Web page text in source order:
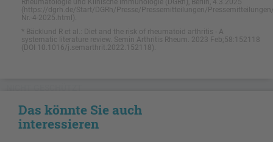
Rheumatologie und Klinische Immunologie (DGRh), Berlin, 4.3.2025
(https://dgrh.de/Start/DGRh/Presse/Pressemitteilungen/
Nr.-4-2025.html).
* Bäcklund R et al.: Diet and the risk of rheumatoid arthritis - A
systematic literature review. Semin Arthritis Rheum. 2023 Feb;58:152118
(DOI 10.1016/j.semarthrit.2022.152118).
Das könnte Sie auch
interessieren